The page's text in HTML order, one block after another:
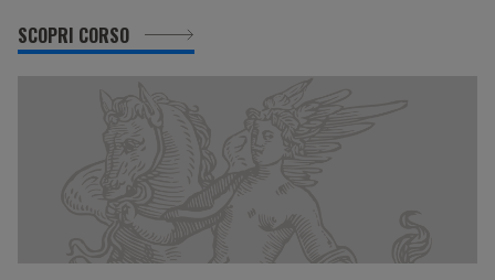
SCOPRI CORSO